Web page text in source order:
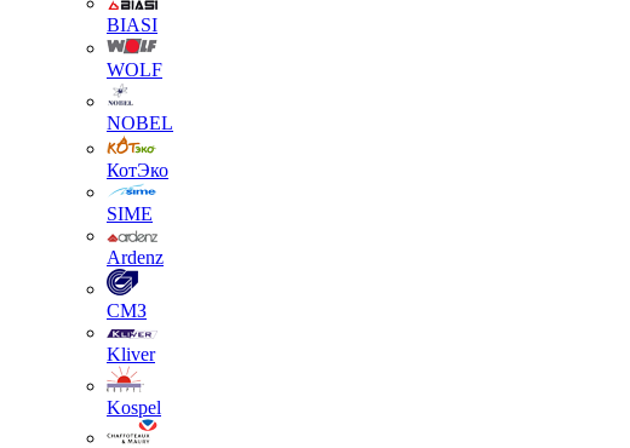
BIASI
WOLF
NOBEL
КотЭко
SIME
Ardenz
СМЗ
Kliver
Kospel